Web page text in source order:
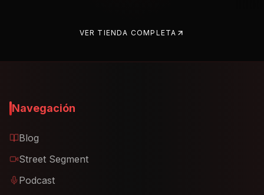
VER TIENDA COMPLETA
Navegación
Blog
Street Segment
Podcast